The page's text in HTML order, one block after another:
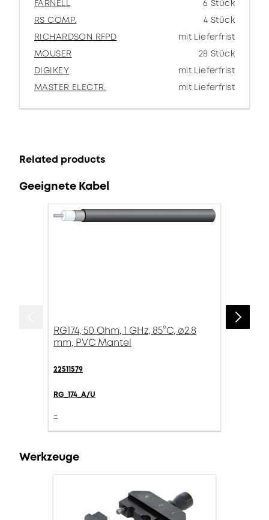
FARNELL
6 Stück
RS COMP.
4 Stück
RICHARDSON RFPD
mit Lieferfrist
MOUSER
28 Stück
DIGIKEY
mit Lieferfrist
MASTER ELECTR.
mit Lieferfrist
Related products
Geeignete Kabel
RG174, 50 Ohm, 1 GHz, 85°C, ø2.8
mm, PVC Mantel
22511579
RG_174_A/U
-
Werkzeuge